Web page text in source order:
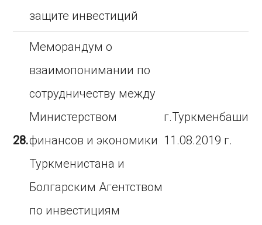
защите инвестиций
28.
Меморандум о
взаимопонимании по
сотрудничеству между
Министерством
финансов и экономики
Туркменистана и
Болгарским Агентством
по инвестициям
г.Туркменбаши
11.08.2019 г.